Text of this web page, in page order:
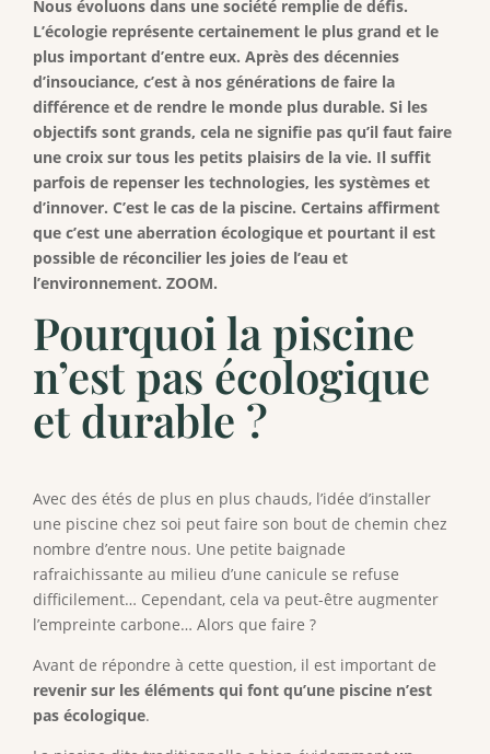
Nous évoluons dans une société remplie de défis.
L’écologie représente certainement le plus grand et le
plus important d’entre eux. Après des décennies
d’insouciance, c’est à nos générations de faire la
différence et de rendre le monde plus durable. Si les
objectifs sont grands, cela ne signifie pas qu’il faut faire
une croix sur tous les petits plaisirs de la vie. Il suffit
parfois de repenser les technologies, les systèmes et
d’innover. C’est le cas de la piscine. Certains affirment
que c’est une aberration écologique et pourtant il est
possible de réconcilier les joies de l’eau et
l’environnement. ZOOM.
Pourquoi la piscine
n’est pas écologique
et durable ?
Avec des étés de plus en plus chauds, l’idée d’installer
une piscine chez soi peut faire son bout de chemin chez
nombre d’entre nous. Une petite baignade
rafraichissante au milieu d’une canicule se refuse
difficilement… Cependant, cela va peut-être augmenter
l’empreinte carbone… Alors que faire ?
Avant de répondre à cette question, il est important de
revenir sur les éléments qui font qu’une piscine n’est
pas écologique.